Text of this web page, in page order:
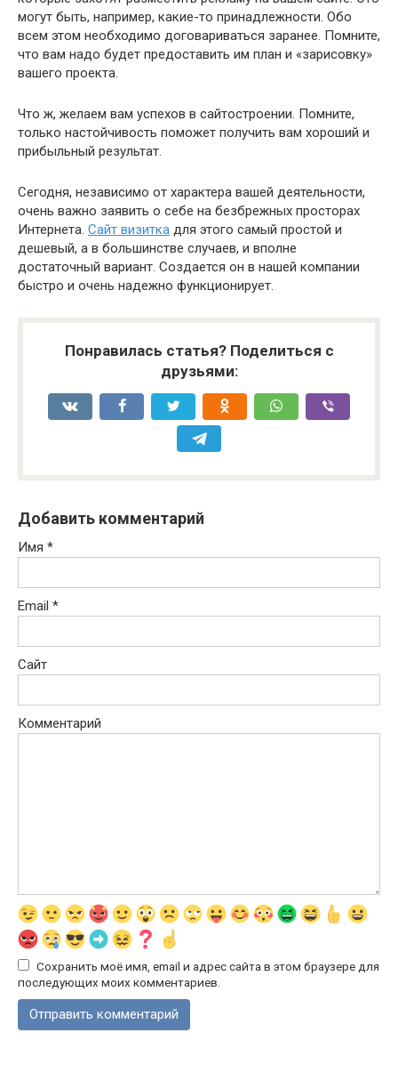
могут быть, например, какие-то принадлежности. Обо
всем этом необходимо договариваться заранее. Помните,
что вам надо будет предоставить им план и «зарисовку»
вашего проекта.
Что ж, желаем вам успехов в сайтостроении. Помните,
только настойчивость поможет получить вам хороший и
прибыльный результат.
Сегодня, независимо от характера вашей деятельности,
очень важно заявить о себе на безбрежных просторах
Интернета. Сайт визитка для этого самый простой и
дешевый, а в большинстве случаев, и вполне
достаточный вариант. Создается он в нашей компании
быстро и очень надежно функционирует.
Понравилась статья? Поделиться с
друзьями:
Добавить комментарий
Имя *
Email *
Сайт
Комментарий
Сохранить моё имя, email и адрес сайта в этом браузере для
последующих моих комментариев.